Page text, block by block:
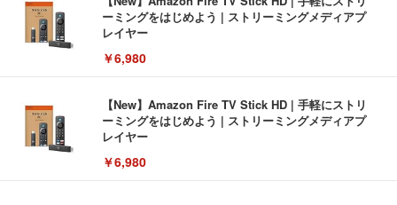
ーミングをはじめよう | ストリーミングメディアプ
レイヤー
￥6,980
【New】Amazon Fire TV Stick HD | 手軽にストリ
ーミングをはじめよう | ストリーミングメディアプ
レイヤー
￥6,980